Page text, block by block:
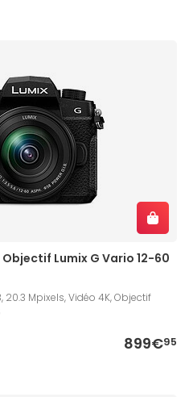
Lumix G Vario 12-60
Mpixels, Vidéo 4K, Objectif
899€95